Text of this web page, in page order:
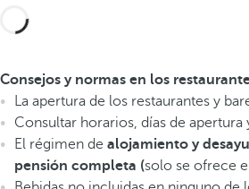
Consejos y normas en los
La apertura de los restaurantes y
Consultar horarios, días de
El régimen de alojamiento y
pensión completa (solo se ofrece